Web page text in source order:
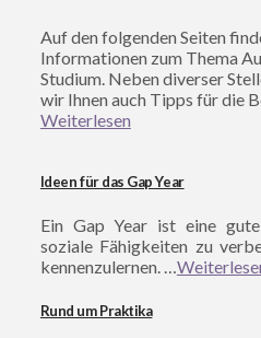
Auf den folgenden Seiten
Informationen zum Thema
Studium. Neben diverser
wir Ihnen auch Tipps für die
Weiterlesen
Ideen für das Gap Year
Ein Gap Year ist eine
soziale Fähigkeiten zu
kennenzulernen. …
Rund um Praktika